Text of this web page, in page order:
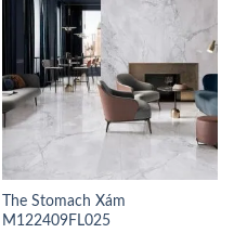
The Stomach Xám
M122409FL025